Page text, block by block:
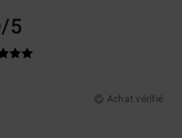
/5
Achat vérifié